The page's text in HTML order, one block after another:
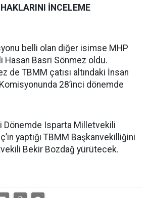
İNCELEME
belli olan diğer isimse MHP
Hasan Basri Sönmez oldu.
de TBMM çatısı altındaki İnsan
28’inci dönemde
Dönemde Isparta Milletvekili
yaptığı TBMM Başkanvekilliğini
Bekir Bozdağ yürütecek.